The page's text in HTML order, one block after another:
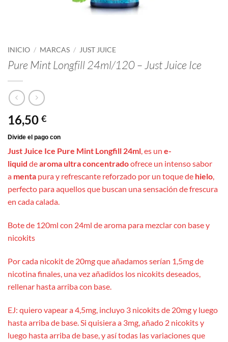
INICIO / MARCAS / JUST JUICE
Pure Mint Longfill 24ml/120 – Just Juice Ice
16,50 €
Just Juice Ice Pure Mint Longfill 24ml, es un e-
liquid dearoma ultra concentradoofrece un intenso sabor
a menta pura y refrescante reforzado por un toque de hielo,
perfecto para aquellos que buscan una sensación de frescura
en cada calada.
Bote de 120ml con 24ml de aroma para mezclar con base y
nicokits
Por cada nicokit de 20mg que añadamos serían 1,5mg de
nicotina finales, una vez añadidos los nicokits deseados,
rellenar hasta arriba con base.
EJ: quiero vapear a 4,5mg, incluyo 3 nicokits de 20mg y luego
hasta arriba de base. Si quisiera a 3mg, añado 2 nicokits y
luego hasta arriba de base, y así todas las variaciones que